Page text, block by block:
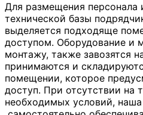
Для размещения персонала
технической базы
выделяется подходяще
доступом. Оборудование и
монтажу, также завозятся
принимаются и
помещении, которое
доступ. При отсутствии на
необходимых условий,